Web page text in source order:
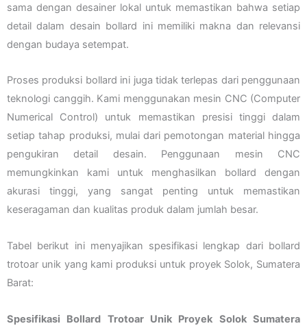
sama dengan desainer lokal untuk memastikan bahwa setiap
detail dalam desain bollard ini memiliki makna dan relevansi
dengan budaya setempat.
Proses produksi bollard ini juga tidak terlepas dari penggunaan
teknologi canggih. Kami menggunakan mesin CNC (Computer
Numerical Control) untuk memastikan presisi tinggi dalam
setiap tahap produksi, mulai dari pemotongan material hingga
pengukiran detail desain. Penggunaan mesin CNC
memungkinkan kami untuk menghasilkan bollard dengan
akurasi tinggi, yang sangat penting untuk memastikan
keseragaman dan kualitas produk dalam jumlah besar.
Tabel berikut ini menyajikan spesifikasi lengkap dari bollard
trotoar unik yang kami produksi untuk proyek Solok, Sumatera
Barat:
Spesifikasi Bollard Trotoar Unik Proyek Solok Sumatera